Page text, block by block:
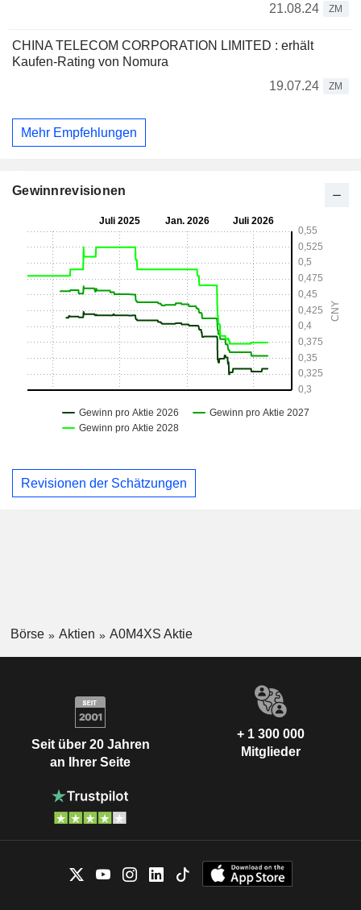
21.08.24
ZM
CHINA TELECOM CORPORATION LIMITED : erhält
Kaufen-Rating von Nomura
19.07.24
ZM
Mehr Empfehlungen
Gewinnrevisionen
Revisionen der Schätzungen
Börse Aktien A0M4XS Aktie
Seit über 20 Jahren
an Ihrer Seite
+ 1 300 000
Mitglieder